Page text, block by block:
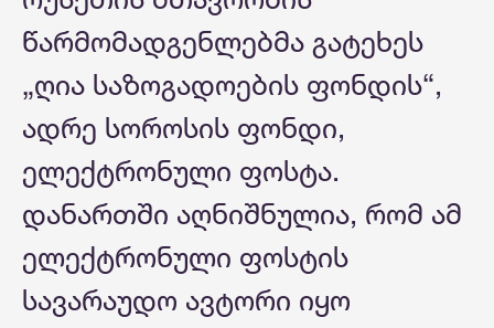
წარმომადგენლებმა გატეხეს
„ღია საზოგადოების ფონდის“,
ადრე სოროსის ფონდი,
ელექტრონული ფოსტა.
დანართში აღნიშნულია, რომ ამ
ელექტრონული ფოსტის
სავარაუდო ავტორი იყო